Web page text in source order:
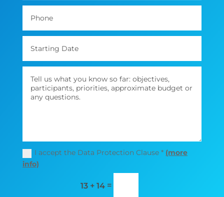
I accept the Data Protection Clause * (more
info)
13 + 14=